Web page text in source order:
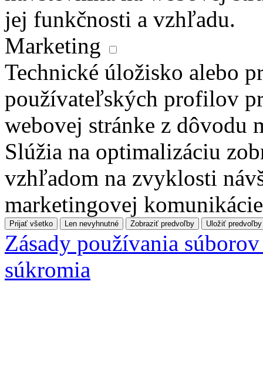
jej funkčnosti a vzhľadu.
Marketing
Technické úložisko alebo
používateľských profilov
webovej stránke z dôvodu
Slúžia na optimalizáciu
vzhľadom na zvyklosti
marketingovej
Prijať všetko Len nevyhnutné Zobraziť predvoľby Uložiť predvoľby
Zásady používania
súkromia